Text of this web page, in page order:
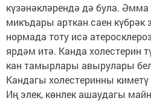
күзәнәкләрендә дә була. Әмма
микъдары арткан саен күбрәк
нормада тоту исә
ярдәм итә. Канда холестерин
кан тамырлары авырулары
Кандагы холестеринны
Иң элек, көнлек ашаудагы